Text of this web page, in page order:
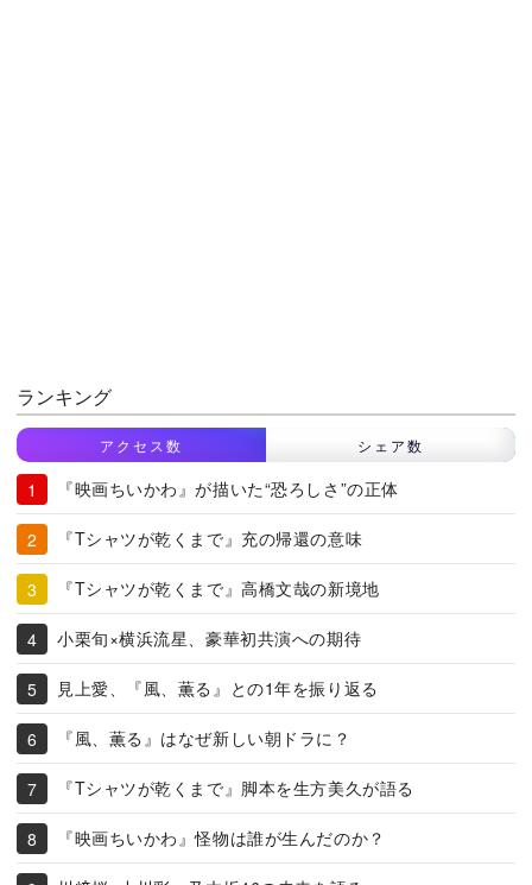
ランキング
アクセス数 シェア数
『映画ちいかわ』が描いた“恐ろしさ”の正体
『Tシャツが乾くまで』充の帰還の意味
『Tシャツが乾くまで』高橋文哉の新境地
小栗旬×横浜流星、豪華初共演への期待
見上愛、『風、薫る』との1年を振り返る
『風、薫る』はなぜ新しい朝ドラに？
『Tシャツが乾くまで』脚本を生方美久が語る
『映画ちいかわ』怪物は誰が生んだのか？